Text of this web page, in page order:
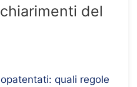
del
quali regole